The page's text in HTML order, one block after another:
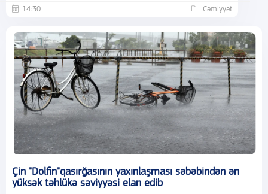
14:30 Cəmiyyət
Çin "Dolfin"qasırğasının yaxınlaşması səbəbindən ən
yüksək təhlükə səviyyəsi elan edib